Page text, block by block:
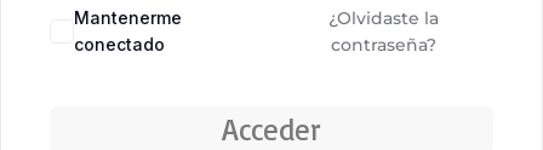
Mantenerme
conectado
¿Olvidaste la
contraseña?
Acceder